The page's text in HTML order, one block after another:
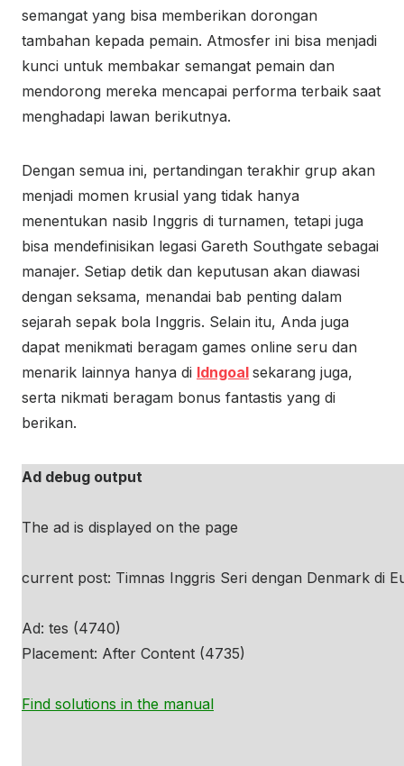
semangat yang bisa memberikan dorongan
tambahan kepada pemain. Atmosfer ini bisa menjadi
kunci untuk membakar semangat pemain dan
mendorong mereka mencapai performa terbaik saat
menghadapi lawan berikutnya.
Dengan semua ini, pertandingan terakhir grup akan
menjadi momen krusial yang tidak hanya
menentukan nasib Inggris di turnamen, tetapi juga
bisa mendefinisikan legasi Gareth Southgate sebagai
manajer. Setiap detik dan keputusan akan diawasi
dengan seksama, menandai bab penting dalam
sejarah sepak bola Inggris. Selain itu, Anda juga
dapat menikmati beragam games online seru dan
menarik lainnya hanya di Idngoal sekarang juga,
serta nikmati beragam bonus fantastis yang di
berikan.
Ad debug output
The ad is displayed on the page
current post: Timnas Inggris Seri dengan Denmark di
Ad: tes (4740)
Placement: After Content (4735)
Find solutions in the manual